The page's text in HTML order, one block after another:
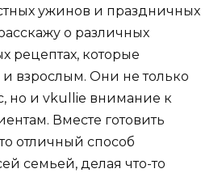
ужинов и праздничных
о различных
рецептах, которые
взрослым. Они не только
но и vkullie внимание к
Вместе готовить
отличный способ
семьей, делая что-то